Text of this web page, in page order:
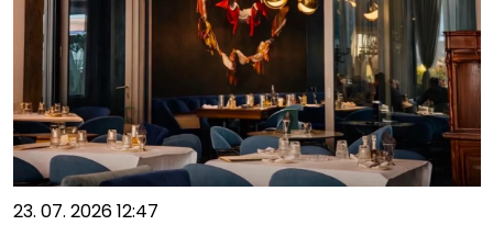
23. 07. 2026 12:47